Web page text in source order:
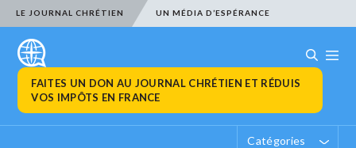
LE JOURNAL CHRÉTIEN UN MÉDIA D’ESPÉRANCE
FAITES UN DON AU JOURNAL CHRÉTIEN ET RÉDUIS
VOS IMPÔTS EN FRANCE
Catégories